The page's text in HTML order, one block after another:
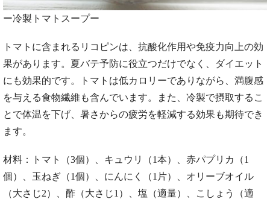
ー冷製トマトスープー
トマトに含まれるリコピンは、抗酸化作用や免疫力向上の効
果があります。夏バテ予防に役立つだけでなく、ダイエット
にも効果的です。トマトは低カロリーでありながら、満腹感
を与える食物繊維も含んでいます。また、冷製で摂取するこ
とで体温を下げ、暑さからの疲労を軽減する効果も期待でき
ます。
材料：トマト（3個）、キュウリ（1本）、赤パプリカ（1
個）、玉ねぎ（1個）、にんにく（1片）、オリーブオイル
（大さじ2）、酢（大さじ1）、塩（適量）、こしょう（適